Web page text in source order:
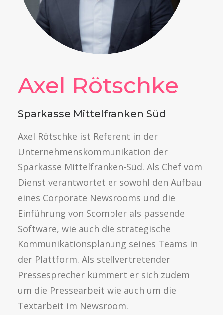
Axel Rötschke
Sparkasse Mittelfranken Süd
Axel Rötschke ist Referent in der
Unternehmenskommunikation der
Sparkasse Mittelfranken-Süd. Als Chef vom
Dienst verantwortet er sowohl den Aufbau
eines Corporate Newsrooms und die
Einführung von Scompler als passende
Software, wie auch die strategische
Kommunikationsplanung seines Teams in
der Plattform. Als stellvertretender
Pressesprecher kümmert er sich zudem
um die Pressearbeit wie auch um die
Textarbeit im Newsroom.